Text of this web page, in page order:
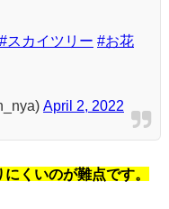
#スカイツリー #お花
April 2, 2022
くいのが難点です。